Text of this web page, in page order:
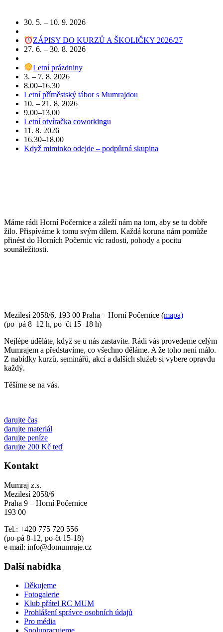
30. 5. – 10. 9. 2026
ZÁPISY DO KURZŮ A ŠKOLIČKY 2026/27
27. 6. – 30. 8. 2026
Letní prázdniny
3. – 7. 8. 2026
8.00–16.30
Letní příměstský tábor s Mumrajdou
10. – 21. 8. 2026
9.00–13.00
Letní otvíračka coworkingu
11. 8. 2026
16.30–18.00
Když miminko odejde – podpůrná skupina
Máme rádi Horní Počernice a záleží nám na tom, aby se tu dobře
žilo. Přispíváme k tomu svým dílem. Každá koruna nám pomůže
přinést do Horních Počernic víc radosti, pohody a pocitu
sounáležitosti.
Mezilesí 2058/6, 193 00 Praha – Horní Počernice (mapa)
(po–pá 8–12 h, po–čt 15–18 h)
Nejlépe uděláte, když se u nás zastavíte. Rádi vás provedeme celým
Mumrajem a představíme, co všechno děláme. A že toho není málo.
Z nabídky kurzů, seminářů, akcí a dalších služeb si vybere opravdu
každý.
Těšíme se na vás.
darujte čas
darujte materiál
darujte peníze
darujte 200 Kč teď
Kontakt
Mumraj z.s.
Mezilesí 2058/6
Praha 9 – Horní Počernice
193 00
Tel.: +420 775 720 556
(po-pá 8-12, po-čt 15-18)
e-mail: info@domumraje.cz
Další nabídka
Děkujeme
Fotogalerie
Klub přátel RC MUM
Prohlášení správce osobních údajů
Pro média